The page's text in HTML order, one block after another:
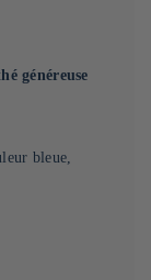
généreuse
bleue,